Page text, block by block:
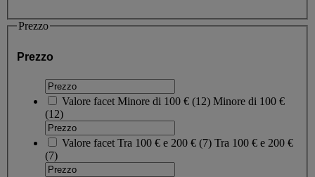
Prezzo
Prezzo
Valore facet Minore di 100 € (12) Minore di 100 €
(12)
Valore facet Tra 100 € e 200 € (7) Tra 100 € e 200 €
(7)